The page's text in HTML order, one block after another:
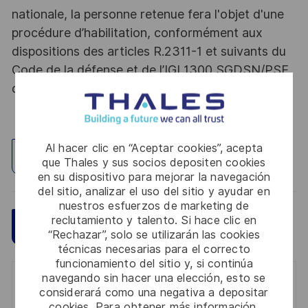
Al hacer clic en “Aceptar cookies”, acepta
que Thales y sus socios depositen cookies
en su dispositivo para mejorar la navegación
del sitio, analizar el uso del sitio y ayudar en
nuestros esfuerzos de marketing de
reclutamiento y talento. Si hace clic en
“Rechazar”, solo se utilizarán las cookies
técnicas necesarias para el correcto
funcionamiento del sitio y, si continúa
navegando sin hacer una elección, esto se
considerará como una negativa a depositar
nationale, la personne retenue fera l'objet d'une
procédure d’habilitation, conformément aux
dispositions des articles R.2311-1 et suivants du
Code de la défense et de l’IGI 1300 SGDSN/PSE
du 09 août 2021.
Explorar ubicación
Aplicar ahora Guardar
Get notified for similar jobs